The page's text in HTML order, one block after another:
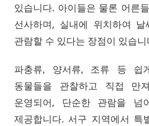
있습니다. 아이들은 물론 어른
선사하며, 실내에 위치하여
관람할 수 있다는 장점이 있습니
파충류, 양서류, 조류 등 쉽
동물들을 관찰하고 직접 만
운영되어, 단순한 관람을
제공합니다. 서구 지역에서 특